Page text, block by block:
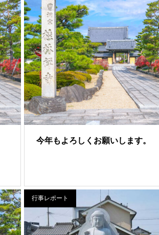
今年もよろしくお願いします。
行事レポート